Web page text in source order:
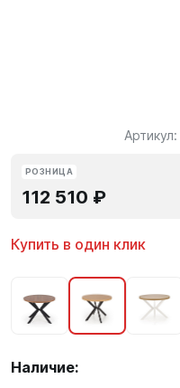
Артикул:
РОЗНИЦА
112 510 ₽
Купить в один клик
Наличие: